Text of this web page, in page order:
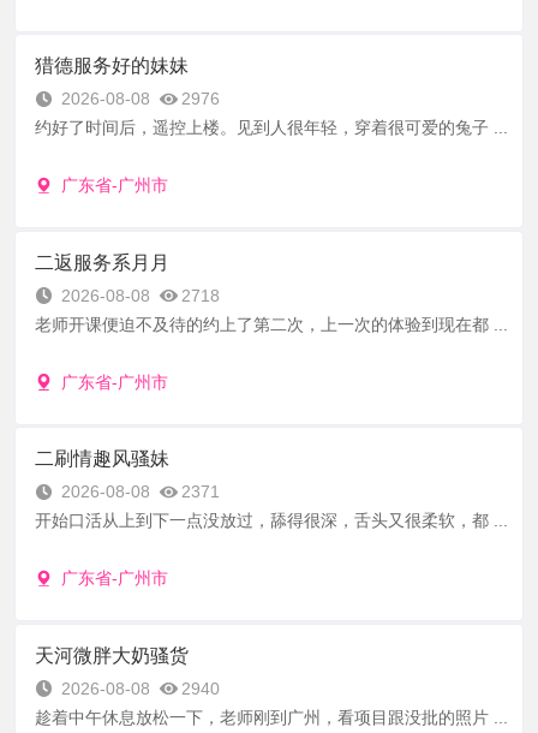
猎德服务好的妹妹
2026-08-08
2976
约好了时间后，遥控上楼。见到人很年轻，穿着很可爱的兔子 ...
广东省-广州市
二返服务系月月
2026-08-08
2718
老师开课便迫不及待的约上了第二次，上一次的体验到现在都 ...
广东省-广州市
二刷情趣风骚妹
2026-08-08
2371
开始口活从上到下一点没放过，舔得很深，舌头又很柔软，都 ...
广东省-广州市
天河微胖大奶骚货
2026-08-08
2940
趁着中午休息放松一下，老师刚到广州，看项目跟没批的照片 ...